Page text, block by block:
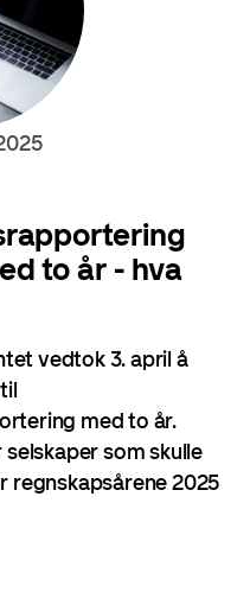
to år - hva
vedtok 3. april å
med to år.
som skulle
regnskapsårene 2025